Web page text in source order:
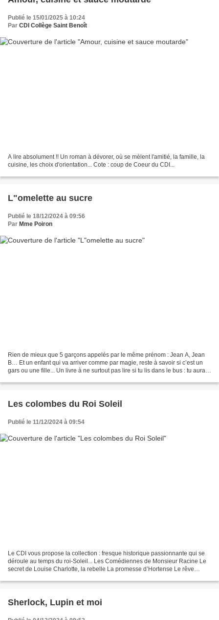
Publié le 15/01/2025 à 10:24
Par CDI Collège Saint Benoît
A lire absolument !! Un roman à dévorer, où se mèlent l'amitié, la famille, la
cuisine, les choix d'orientation... Cote : coup de Coeur du CDI...
L"omelette au sucre
Publié le 18/12/2024 à 09:56
Par Mme Poiron
Rien de mieux que 5 garçons appelés par le même prénom : Jean A, Jean
B… Et un enfant qui va arriver comme par magie, reste à savoir si c’est un
gars ou une fille... Un livre à ne surtout pas lire si tu lis dans le bus : tu aurais
Les colombes du Roi Soleil
Publié le 11/12/2024 à 09:54
Le CDI vous propose la collection : fresque historique passionnante qui se
déroule au temps du roi-Soleil... Les Comédiennes de Monsieur Racine Le
secret de Louise Charlotte, la rebelle La promesse d’Hortense Le rêve
Sherlock, Lupin et moi